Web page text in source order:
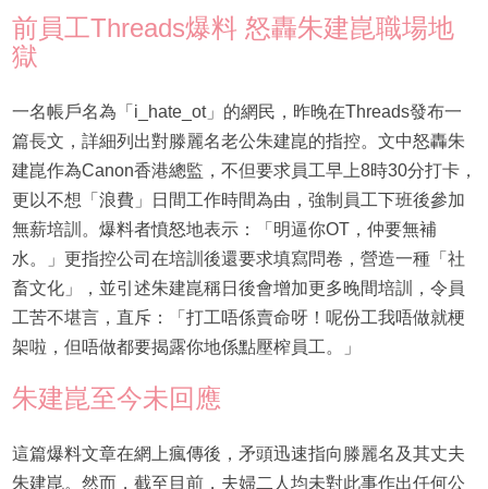
前員工Threads爆料 怒轟朱建崑職場地
獄
一名帳戶名為「i_hate_ot」的網民，昨晚在Threads發布一
篇長文，詳細列出對滕麗名老公朱建崑的指控。文中怒轟朱
建崑作為Canon香港總監，不但要求員工早上8時30分打卡，
更以不想「浪費」日間工作時間為由，強制員工下班後參加
無薪培訓。爆料者憤怒地表示：「明逼你OT，仲要無補
水。」更指控公司在培訓後還要求填寫問卷，營造一種「社
畜文化」，並引述朱建崑稱日後會增加更多晚間培訓，令員
工苦不堪言，直斥：「打工唔係賣命呀！呢份工我唔做就梗
架啦，但唔做都要揭露你地係點壓榨員工。」
朱建崑至今未回應
這篇爆料文章在網上瘋傳後，矛頭迅速指向滕麗名及其丈夫
朱建崑。然而，截至目前，夫婦二人均未對此事作出任何公